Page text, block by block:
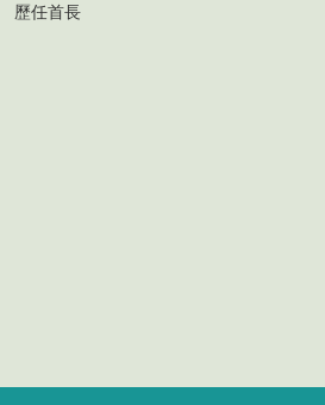
歷任首長